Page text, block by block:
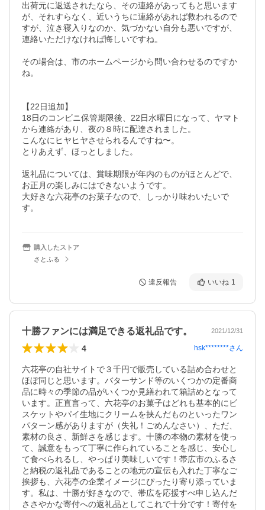
出荷元に返送されたなら、その連絡があってもと思います
が、それすらなく、近いうちに連絡があれば救われるので
すが、泣き寝入りなのか、気づかない自分も悪いですが、
連絡いただけなければ悔しいですね。
その場合は、市のホームページから問い合わせるのですか
ね。
【22日追加】
18日のコンビニ保管期限後、22日水曜日になって、ヤマト
から連絡があり、夜の８時に配達されました。
こんなにヒヤヒヤさせられるんですね〜。
とりあえず、ほっとしました。
返礼品については、賞味期限が年内のものがほとんどで、
お正月の楽しみにはできないようです。
大好きな六花亭のお菓子なので、しっかり味わいたいで
購入したストア
さとふる
違反報告 いいね 1
十勝ファンには満足できる返礼品です。 2021/12/31
4 hsk********さん
六花亭の自社サイトで３千円で販売している詰め合わせと
ほぼ同じと思います。バターサンド等のいくつかの定番商
品に時々の季節の品がいくつか見繕われて箱詰めとなって
います。正直言って、六花亭のお菓子はどれも基本的にビ
スケットやパイ生地にクリームを挟んだものといったワン
パターン感がありますが（失礼！ごめんなさい）、ただ、
素材の良さ、新鮮さを感じます。十勝の本物の素材を使っ
て、誠意をもって丁寧に作られていることを感じ、安心し
て食べられるし、やっぱり美味しいです！帯広市のふるさ
と納税の返礼品であることの地元の宣伝も入れた丁寧なご
挨拶も、六花亭の企業イメージにぴったり寄り添っていま
す。私は、十勝が好きなので、帯広を応援すべ申し込んだ
ささやかな寄付への返礼品としてこれで十分です！寄付を